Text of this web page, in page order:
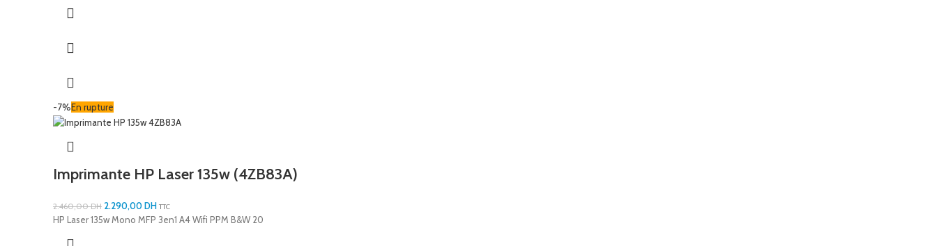
-7%En rupture
Imprimante HP Laser 135w (4ZB83A)
2.460,00DH 2.290,00DH TTC
HP Laser 135w Mono MFP 3en1 A4 Wifi PPM B&W 20